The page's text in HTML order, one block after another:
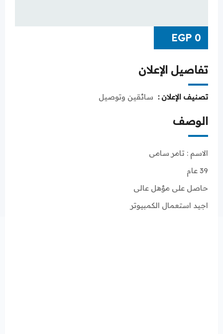
EGP 0
تفاصيل الإعلان
تصنيف الإعلان : سائقين وتوصيل
الوصف
الاسم : تامر سامى
39 عام
حاصل على مؤهل عالى
اجيد استعمال الكمبيوتر